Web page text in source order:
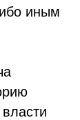
иным